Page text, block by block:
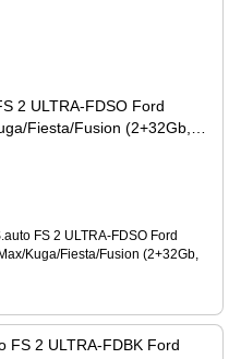
2 ULTRA-FDSO Ford
Fiesta/Fusion (2+32Gb,
FS 2 ULTRA-FDSO Ford
Kuga/Fiesta/Fusion (2+32Gb,